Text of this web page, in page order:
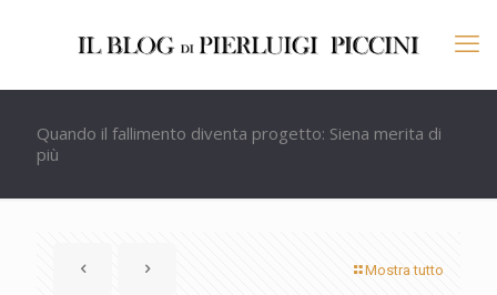
Quando il fallimento diventa progetto: Siena merita di
più
Mostra tutto